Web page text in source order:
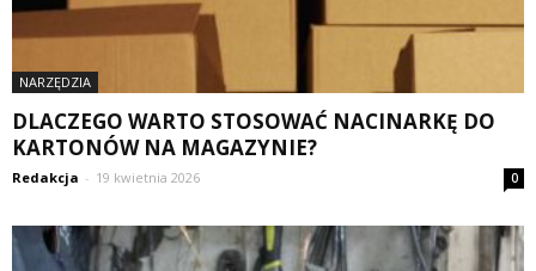
NARZĘDZIA
DLACZEGO WARTO STOSOWAĆ NACINARKĘ DO
KARTONÓW NA MAGAZYNIE?
Redakcja - 19 kwietnia 2026 0